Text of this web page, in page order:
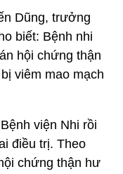
Dũng, trưởng
biết: Bệnh nhi
hội chứng thận
viêm mao mạch
viện Nhi rồi
điều trị. Theo
chứng thận hư